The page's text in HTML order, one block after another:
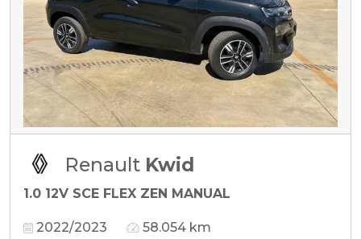
Renault Kwid
1.0 12V SCE FLEX ZEN MANUAL
2022/2023 58.054 km